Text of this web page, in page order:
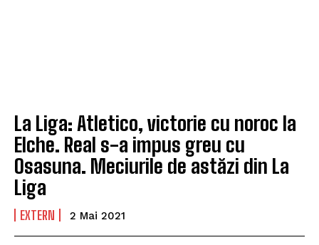
La Liga: Atletico, victorie cu noroc la
Elche. Real s-a impus greu cu
Osasuna. Meciurile de astăzi din La
Liga
EXTERN 2 Mai 2021